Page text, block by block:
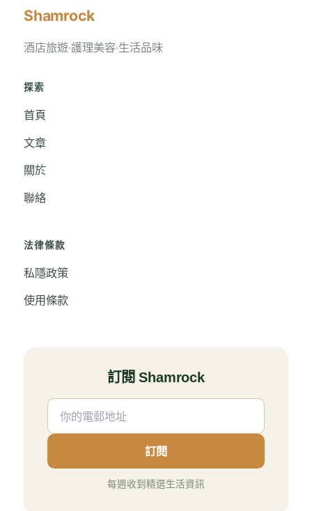
Shamrock
酒店旅遊‧護理美容‧生活品味
探索
首頁
文章
關於
聯絡
法律條款
私隱政策
使用條款
訂閱 Shamrock
訂閱
每週收到精選生活資訊